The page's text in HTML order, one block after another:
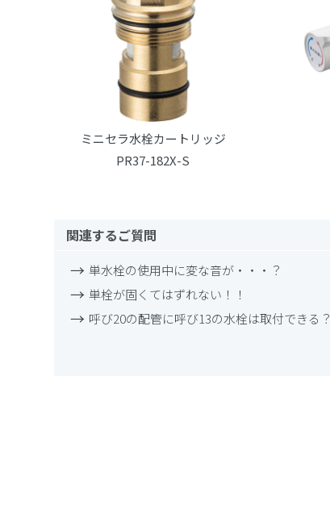
ミニセラ水栓カートリッジ
PR37-182X-S
関連するご質問
単水栓の使用中に変な音が・・・？
単栓が固くてはずれない！！
呼び20の配管に呼び13の水栓は取付できる？